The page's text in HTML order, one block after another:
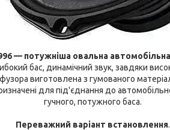
— потужніша овальна
бас, динамічний звук, завдяки
виготовлена з гумованого
для під'єднання до
гучного, потужного баса.
Переважний варіант встановлення.